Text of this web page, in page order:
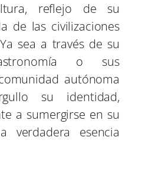
reflejo de su
de las civilizaciones
sea a través de su
o sus
autónoma
su identidad,
a sumergirse en su
verdadera esencia